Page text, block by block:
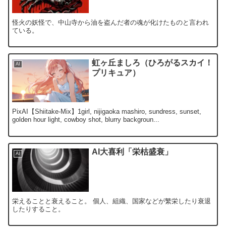
怪火の妖怪で、中山寺から油を盗んだ者の魂が化けたものと言われ
ている。
AI
虹ヶ丘ましろ（ひろがるスカイ！
プリキュア）
PixAI【Shiitake-Mix】1girl, nijigaoka mashiro, sundress, sunset,
golden hour light, cowboy shot, blurry backgroun...
AI AI大喜利「栄枯盛衰」
栄えることと衰えること。 個人、組織、国家などが繁栄したり衰退
したりすること。